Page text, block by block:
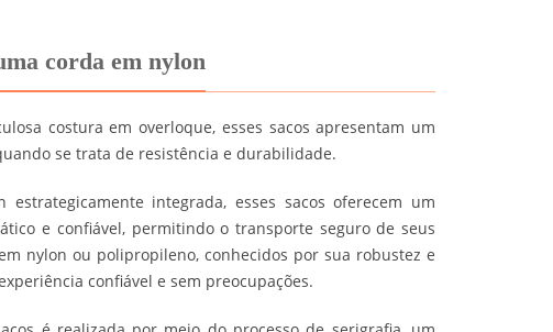
corda em nylon
costura em overloque, esses sacos apresentam um
se trata de resistência e durabilidade.
integrada, esses sacos oferecem um
e confiável, permitindo o transporte seguro de seus
nylon ou polipropileno, conhecidos por sua robustez e
confiável e sem preocupações.